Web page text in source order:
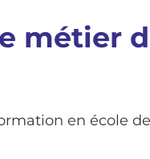
métier
en école